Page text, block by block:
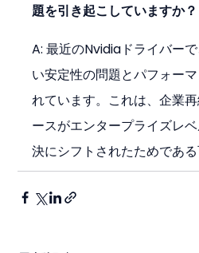
題を引き起こしていますか？
A: 最近のNvidiaドライバー
い安定性の問題とパフォー
れています。これは、企業
ースがエンタープライズレ
決にシフトされたためである